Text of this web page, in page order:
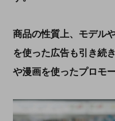
商品の性質上、モデル
を使った広告も引き続
や漫画を使ったプロモ